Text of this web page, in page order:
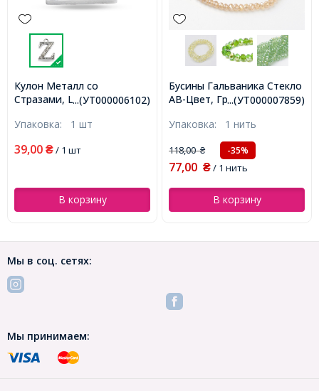
...(УТ000006102)
Кулон Металл со
Стразами, Цвет: Платина,
Отверстие 1.5мм,
Упаковка: 1 шт
39,00 ₴/ 1 шт
В корзину
...(УТ000007859)
Бусины Гальваника Стекло
АВ-Цвет, Граненые,
6х4мм, Отв-тие: 1мм,
около 90шт/38см/нить,
(УТ000007859)
Упаковка: 1 нить
118,00₴ -35%
77,00 ₴/ 1 нить
В корзину
Мы в соц. сетях:
Мы принимаем: